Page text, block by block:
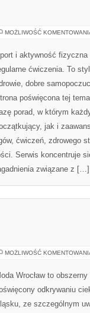
MOŻLIWOŚĆ
i aktywność
ćwiczenia. To
dobre
poświęcona tej
porad, w którym
jak i
ćwiczeń, zdrowego
Serwis koncentruje
związane z […]
MOŻLIWOŚĆ
Wrocław to
odkrywaniu
ze szczególnym